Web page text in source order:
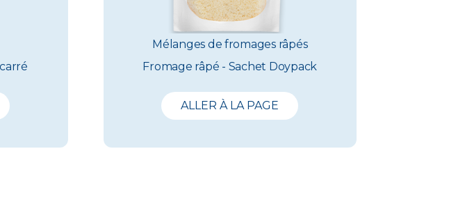
Mélanges de fromages râpés
Fromage râpé - Sachet Doypack
ALLER À LA PAGE